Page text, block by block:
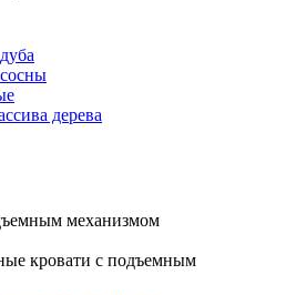
дерева
механизмом
кровати с подъемным